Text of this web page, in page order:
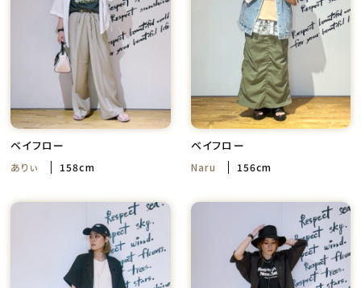
ベイフロー
ありぃ 158cm
ベイフロー
Naru 156cm